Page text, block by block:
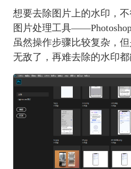
想要去除图片上的水印，
图片处理工具
虽然操作步骤比较复杂，
无敌了，再难去除的水印都